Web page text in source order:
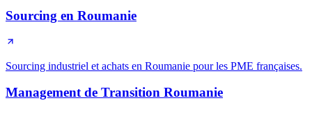
Sourcing en Roumanie
Sourcing industriel et achats en Roumanie pour les PME françaises.
Management de Transition Roumanie